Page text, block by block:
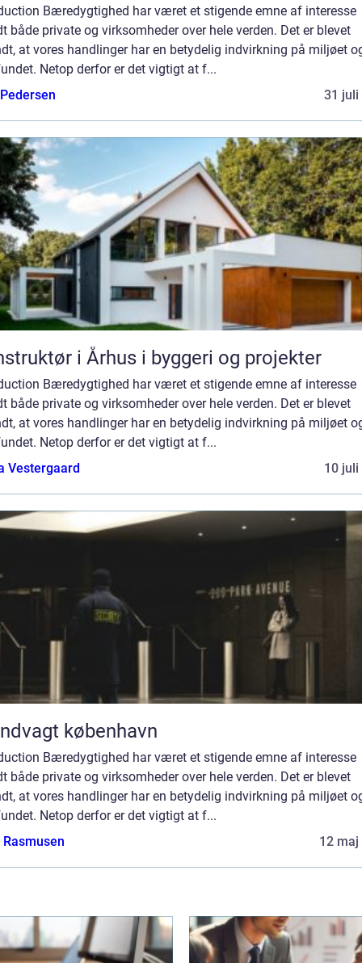
Bæredygtighed har været et stigende emne af interesse
både private og virksomheder over hele verden. Det er blevet
at vores handlinger har en betydelig indvirkning på miljøet
Netop derfor er det vigtigt at f...
31 juli
i Århus i byggeri og projekter
Bæredygtighed har været et stigende emne af interesse
både private og virksomheder over hele verden. Det er blevet
at vores handlinger har en betydelig indvirkning på miljøet
Netop derfor er det vigtigt at f...
Vestergaard
10 juli
københavn
Bæredygtighed har været et stigende emne af interesse
både private og virksomheder over hele verden. Det er blevet
at vores handlinger har en betydelig indvirkning på miljøet
Netop derfor er det vigtigt at f...
12 maj